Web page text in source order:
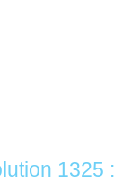
1325 :